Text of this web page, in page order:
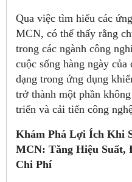
Qua việc tìm hiểu các
MCN, có thể thấy rằng
trong các ngành công
cuộc sống hàng ngày
dạng trong ứng dụng
trở thành một phần
triển và cải tiến công
Khám Phá Lợi Ích Khi
MCN: Tăng Hiệu Suất,
Chi Phí